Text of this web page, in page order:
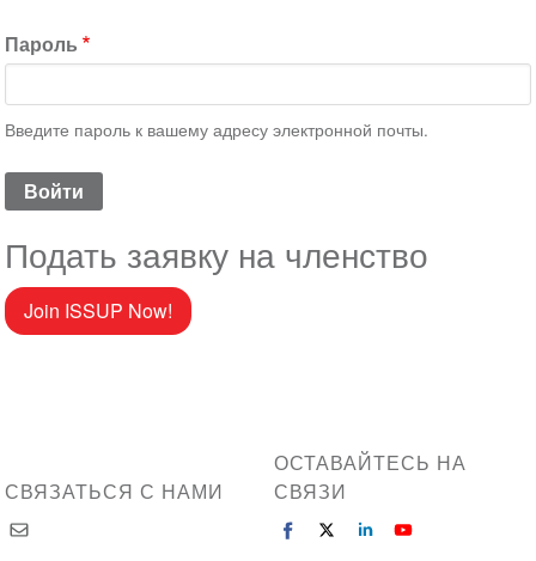
Пароль
Введите пароль к вашему адресу электронной почты.
Подать заявку на членство
Join ISSUP Now!
СВЯЗАТЬСЯ С НАМИ
ОСТАВАЙТЕСЬ НА
СВЯЗИ